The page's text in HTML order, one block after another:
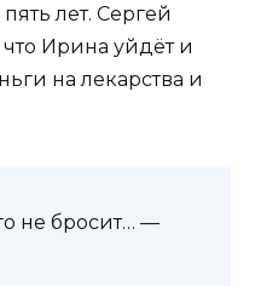
лет. Сергей
Ирина уйдёт и
на лекарства и
не бросит… —